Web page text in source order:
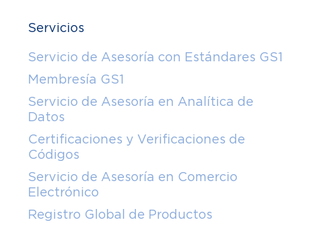
Servicios
Servicio de Asesoría con Estándares GS1
Membresía GS1
Servicio de Asesoría en Analítica de
Datos
Certificaciones y Verificaciones de
Códigos
Servicio de Asesoría en Comercio
Electrónico
Registro Global de Productos